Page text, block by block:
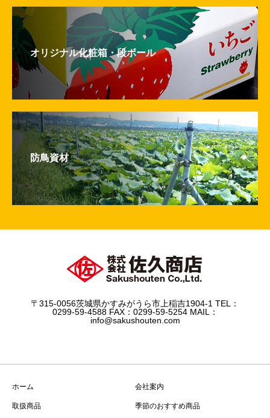
オリジナル化粧箱・段ボール
防鳥資材
〒315-0056茨城県かすみがうら市上稲吉1904-1 TEL：
0299-59-4588 FAX：0299-59-5254 MAIL：
info@sakushouten.com
ホーム 会社案内
取扱商品 季節のおすすめ商品